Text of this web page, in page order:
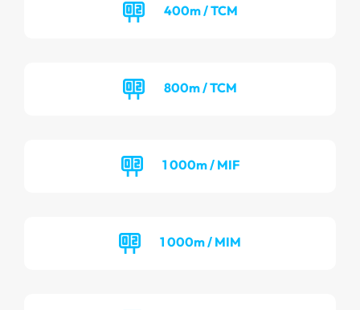
400m / TCM
800m / TCM
1 000m / MIF
1 000m / MIM